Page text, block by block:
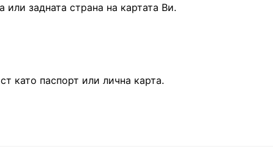
или задната страна на картата Ви.
като паспорт или лична карта.